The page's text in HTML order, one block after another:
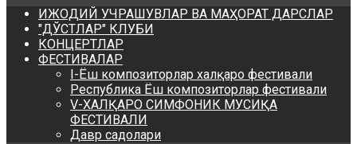
ИЖОДИЙ УЧРАШУВЛАР ВА МАҲОРАТ ДАРСЛАР
"ДЎСТЛАР" КЛУБИ
КОНЦЕРТЛАР
ФЕСТИВАЛАР
I-Ёш композиторлар халқаро фестивали
Республика Ёш композиторлар фестивали
V-ХАЛҚАРО СИМФОНИК МУСИҚА
ФЕСТИВАЛИ
Давр садолари